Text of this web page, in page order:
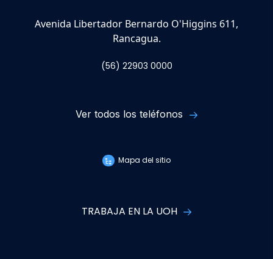
Avenida Libertador Bernardo O'Higgins 611,
Rancagua.
(56) 22903 0000
Ver todos los teléfonos
Mapa del sitio
TRABAJA EN LA UOH